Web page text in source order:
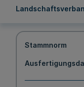
Stammnorm